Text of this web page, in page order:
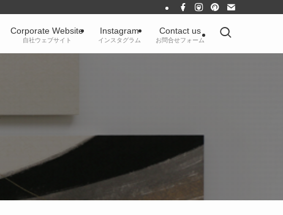
Corporate Website
自社ウェブサイト
Instagram
インスタグラム
Contact us
お問合せフォーム